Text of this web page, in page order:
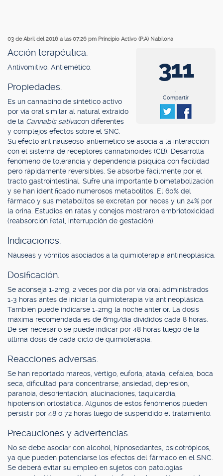
03 de Abril del 2016 a las 07:26 pm Principio Activo (P.A) Nabilona
311
.
Compartir
Acción terapéutica.
Antivomitivo. Antiemético.
Propiedades.
Es un cannabinoide sintético activo
por vía oral similar al natural extraído
de la Cannabis sativacon diferentes
y complejos efectos sobre el SNC.
Su efecto antinauseoso-antiemético se asocia a la interacción
con el sistema de receptores cannabinoides (CB). Desarrolla
fenómeno de tolerancia y dependencia psíquica con facilidad
pero rápidamente reversibles. Se absorbe fácilmente por el
tracto gastrointestinal. Sufre una importante biometabolización
y se han identificado numerosos metabolitos. El 60% del
fármaco y sus metabolitos se excretan por heces y un 24% por
la orina. Estudios en ratas y conejos mostraron embriotoxicidad
(reabsorción fetal, interrupción de gestación).
Indicaciones.
Náuseas y vómitos asociados a la quimioterapia antineoplásica.
Dosificación.
Se aconseja 1-2mg, 2 veces por día por vía oral administrados
1-3 horas antes de iniciar la quimioterapia vía antineoplásica.
También puede indicarse 1-2mg la noche anterior. La dosis
máxima recomendada es de 6mg/día divididos cada 8 horas.
De ser necesario se puede indicar por 48 horas luego de la
última dosis de cada ciclo de quimioterapia.
Reacciones adversas.
Se han reportado mareos, vértigo, euforia, ataxia, cefalea, boca
seca, dificultad para concentrarse, ansiedad, depresión,
paranoia, desorientación, alucinaciones, taquicardia,
hipotensión ortostática. Algunos de estos fenómenos pueden
persistir por 48 o 72 horas luego de suspendido el tratamiento.
Precauciones y advertencias.
No se debe asociar con alcohol, hipnosedantes, psicotrópicos,
ya que pueden potenciarse los efectos del fármaco en el SNC.
Se deberá evitar su empleo en sujetos con patologías